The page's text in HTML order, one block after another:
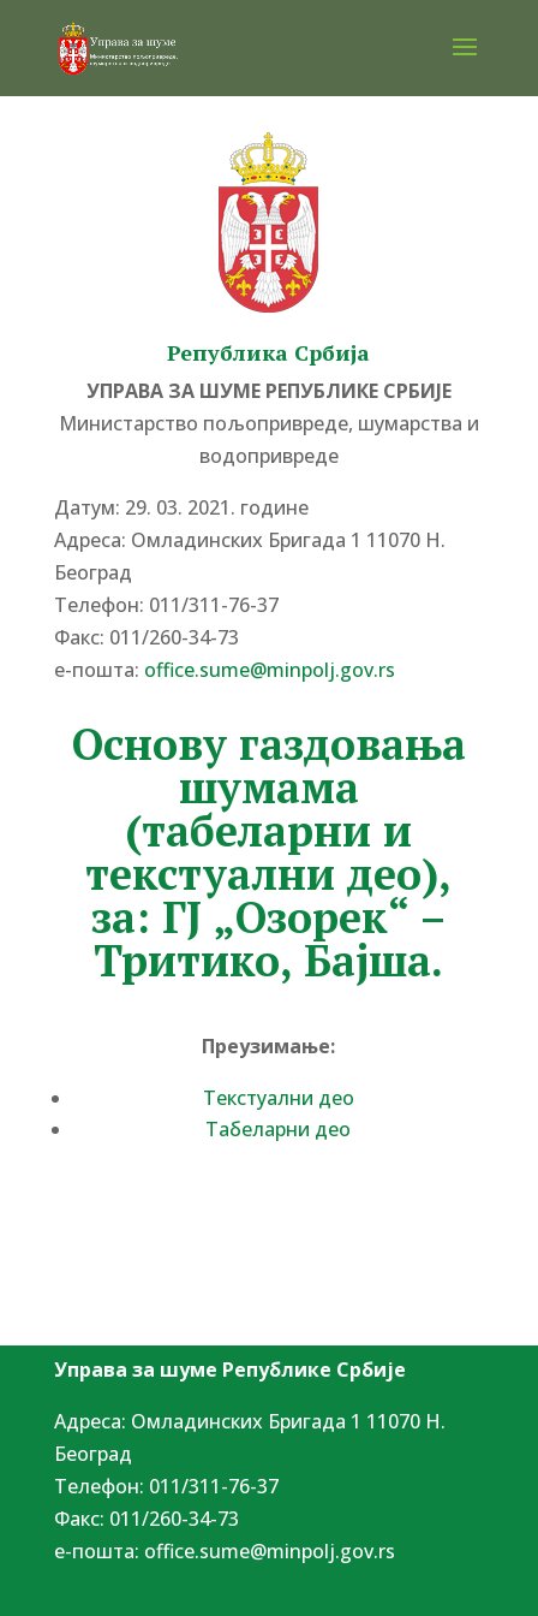
Република Србија
УПРАВА ЗА ШУМЕ РЕПУБЛИКЕ СРБИЈЕ
Министарство пољопривреде, шумарства и
водопривреде
Датум: 29. 03. 2021. године
Адреса: Омладинских Бригада 1 11070 Н.
Београд
Tелефон: 011/311-76-37
Факс: 011/260-34-73
е-пошта: office.sume@minpolj.gov.rs
Основу газдовања
шумама
(табеларни и
текстуални део),
за: ГЈ „Oзорек“ –
Тритико, Бајша.
Преузимање:
Текстуални део
Табеларни део
Управа за шуме Републике Србије
Адреса: Омладинских Бригада 1 11070 Н.
Београд
Tелефон: 011/311-76-37
Факс: 011/260-34-73
е-пошта: office.sume@minpolj.gov.rs